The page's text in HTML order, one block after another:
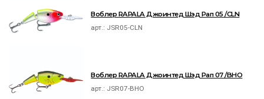
Воблер RAPALA Джоинтед Шэд Рап 05 /CLN
арт.: JSR05-CLN
Воблер RAPALA Джоинтед Шэд Рап 07 /BHO
арт.: JSR07-BHO